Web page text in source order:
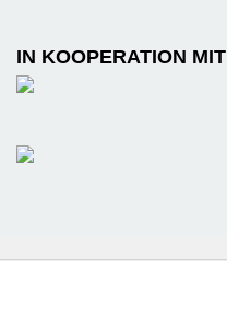
IN KOOPERATION MIT